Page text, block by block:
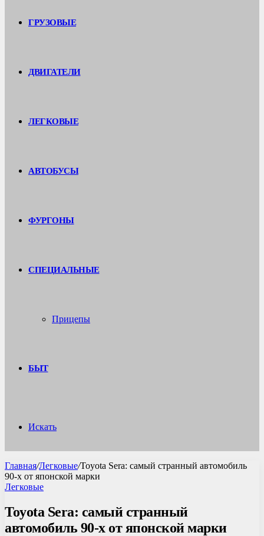
ГРУЗОВЫЕ
ДВИГАТЕЛИ
ЛЕГКОВЫЕ
АВТОБУСЫ
ФУРГОНЫ
СПЕЦИАЛЬНЫЕ
Прицепы
БЫТ
Искать
Главная/Легковые/Toyota Sera: самый странный автомобиль
90-х от японской марки
Легковые
Toyota Sera: самый странный
автомобиль 90-х от японской марки